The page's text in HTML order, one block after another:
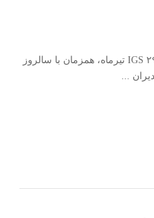
برگزاری مراسم سالگرد تأسیس شرکت بازرسی IGS ۲۹ تیرماه، همزمان با سالروز